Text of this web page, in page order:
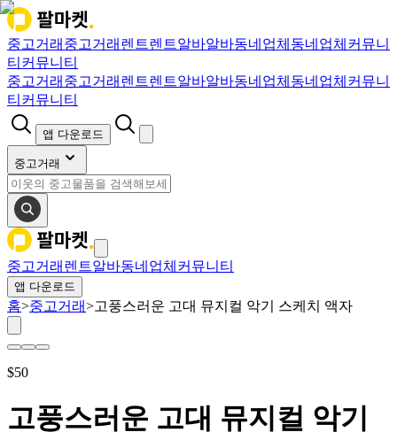
중고거래 중고거래 렌트렌트알바알바동네업체 동네업체 커뮤니
티 커뮤니티
중고거래 중고거래 렌트렌트알바알바동네업체 동네업체 커뮤니
티 커뮤니티
앱 다운로드
중고거래
중고거래 렌트알바동네업체 커뮤니티
앱 다운로드
홈>중고거래>고풍스러운 고대 뮤지컬 악기 스케치 액자
$50
고풍스러운 고대 뮤지컬 악기